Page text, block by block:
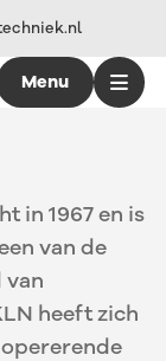
Menu
in 1967 en is
van de
heeft zich